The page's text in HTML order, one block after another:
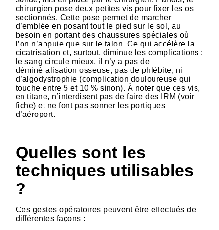
chirurgien pose deux petites vis pour fixer les os
sectionnés. Cette pose permet de marcher
d’emblée en posant tout le pied sur le sol, au
besoin en portant des chaussures spéciales où
l’on n’appuie que sur le talon. Ce qui accélère la
cicatrisation et, surtout, diminue les complications :
le sang circule mieux, il n’y a pas de
déminéralisation osseuse, pas de phlébite, ni
d’algodystrophie (complication douloureuse qui
touche entre 5 et 10 % sinon). À noter que ces vis,
en titane, n’interdisent pas de faire des IRM (voir
fiche) et ne font pas sonner les portiques
d’aéroport.
Quelles sont les
techniques utilisables
?
Ces gestes opératoires peuvent être effectués de
différentes façons :